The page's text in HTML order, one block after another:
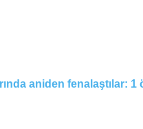
aniden fenalaştılar: 1